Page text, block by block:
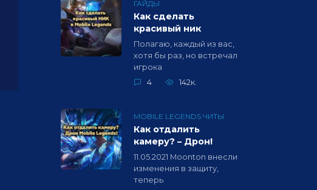
ГАЙДЫ
Как сделать
красивый ник
Полагаю, каждый из вас,
хотя бы раз, но встречал
игрока
4
142к.
MOBILE LEGENDS ЧИТЫ
Как отдалить
камеру? – Дрон!
11.05.2021 Moonton внесли
изменения в защиту,
теперь